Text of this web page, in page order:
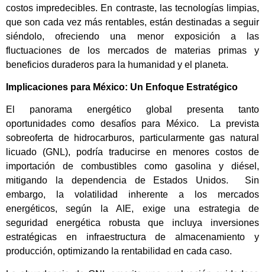
costos impredecibles. En contraste, las tecnologías limpias,
que son cada vez más rentables, están destinadas a seguir
siéndolo, ofreciendo una menor exposición a las
fluctuaciones de los mercados de materias primas y
beneficios duraderos para la humanidad y el planeta.
Implicaciones para México: Un Enfoque Estratégico
El panorama energético global presenta tanto
oportunidades como desafíos para México. La prevista
sobreoferta de hidrocarburos, particularmente gas natural
licuado (GNL), podría traducirse en menores costos de
importación de combustibles como gasolina y diésel,
mitigando la dependencia de Estados Unidos. Sin
embargo, la volatilidad inherente a los mercados
energéticos, según la AIE, exige una estrategia de
seguridad energética robusta que incluya inversiones
estratégicas en infraestructura de almacenamiento y
producción, optimizando la rentabilidad en cada caso.